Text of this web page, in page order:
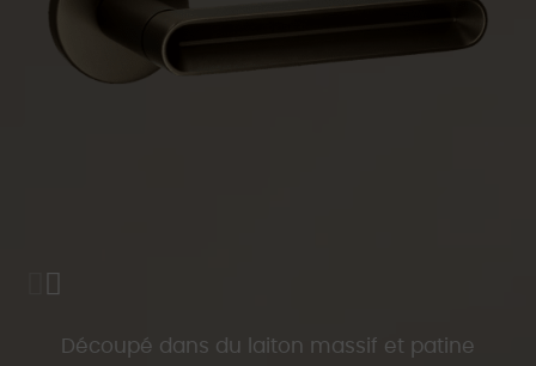
Découpé dans du laiton massif et patine